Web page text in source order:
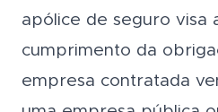
apólice de seguro visa
cumprimento da
empresa contratada